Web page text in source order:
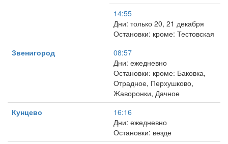
14:55
Дни: только 20, 21 декабря
Остановки: кроме: Тестовская
Звенигород
08:57
Дни: ежедневно
Остановки: кроме: Баковка,
Отрадное, Перхушково,
Жаворонки, Дачное
Кунцево
16:16
Дни: ежедневно
Остановки: везде